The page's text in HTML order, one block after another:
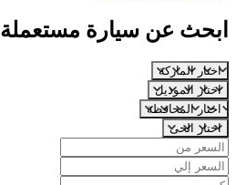
ابحث عن سيارة مستعملة
اختار الماركة
اختار الموديل
اختار المحافظة
اختار الحى